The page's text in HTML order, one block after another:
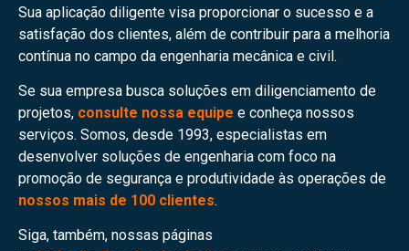
Sua aplicação diligente visa proporcionar o sucesso e a
satisfação dos clientes, além de contribuir para a melhoria
contínua no campo da engenharia mecânica e civil.
Se sua empresa busca soluções em diligenciamento de
projetos, consulte nossa equipe e conheça nossos
serviços. Somos, desde 1993, especialistas em
desenvolver soluções de engenharia com foco na
promoção de segurança e produtividade às operações de
nossos mais de 100 clientes.
Siga, também, nossas páginas